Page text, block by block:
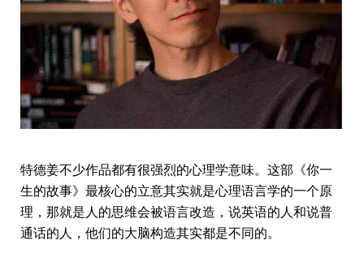
特德姜不少作品都有很强烈的心理学意味。这部《你一
生的故事》最核心的立意其实就是心理语言学的一个原
理，那就是人的思维会被语言改造，说英语的人和说普
通话的人，他们的大脑构造其实都是不同的。